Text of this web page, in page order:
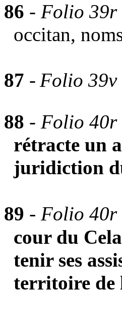
86 - Folio
occitan,
87 - Folio 39v
88 - Folio 40r
rétracte un
juridiction
89 - Folio 40r
cour du
tenir ses
territoire de